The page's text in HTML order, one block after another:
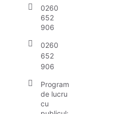
0260
652
906
0260
652
906
Program
de lucru
cu